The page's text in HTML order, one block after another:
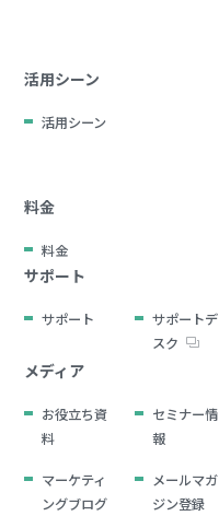
活用シーン
活用シーン
料金
料金
サポート
サポート
サポートデ
スク
メディア
お役立ち資
料
セミナー情
報
マーケティ
ングブログ
メールマガ
ジン登録